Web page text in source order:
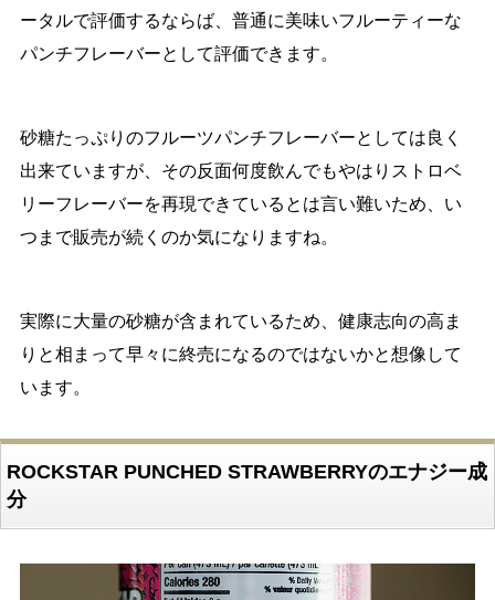
ータルで評価するならば、普通に美味いフルーティーな
パンチフレーバーとして評価できます。
砂糖たっぷりのフルーツパンチフレーバーとしては良く
出来ていますが、その反面何度飲んでもやはりストロベ
リーフレーバーを再現できているとは言い難いため、い
つまで販売が続くのか気になりますね。
実際に大量の砂糖が含まれているため、健康志向の高ま
りと相まって早々に終売になるのではないかと想像して
います。
ROCKSTAR PUNCHED STRAWBERRYのエナジー成
分